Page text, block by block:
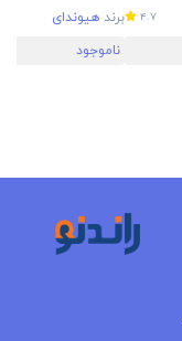
4.7
برند هیوندای
ناموجود